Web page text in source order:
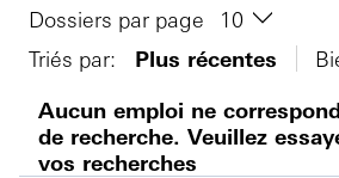
Dossiers par page
Triés par:
Plus récentes
Aucun emploi ne
de recherche. Veuillez
vos recherches